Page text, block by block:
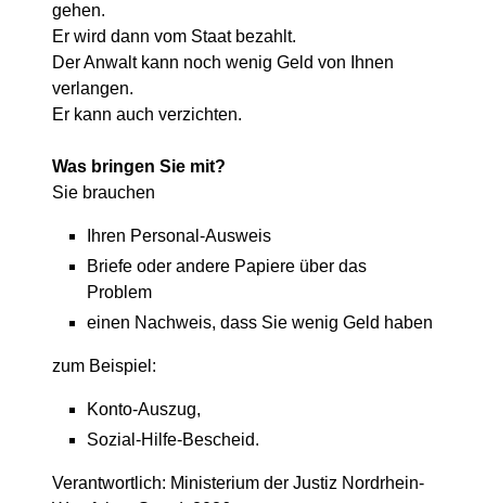
gehen.
Er wird dann vom Staat bezahlt.
Der Anwalt kann noch wenig Geld von Ihnen
verlangen.
Er kann auch verzichten.
Was bringen Sie mit?
Sie brauchen
Ihren Personal-Ausweis
Briefe oder andere Papiere über das
Problem
einen Nachweis, dass Sie wenig Geld haben
zum Beispiel:
Konto-Auszug,
Sozial-Hilfe-Bescheid.
Verantwortlich: Ministerium der Justiz Nordrhein-